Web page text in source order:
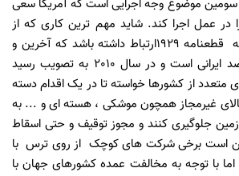
موضوع وجه اجرایی است که آمریکا سعی
در عمل اجرا کند. شاید مهم ترین کاری که از
دست این کشور برآید به قطعنامه 1929ارتباط داشته باشد که آخرین و
سخت ترین قطعنامه ضد ایرانی است و در سال 2010 به تصویب رسید
متعدد از کشورها خواسته تا در یک اقدام دسته
غیرمجاز همچون موشکی ، هسته ای و ... به
زمین جلوگیری کنند و مجوز توقیف و حتی اسقاط
است برخی شرکت های کوچک از روی ترس با
با توجه به مخالفت عمده کشورهای جهان با